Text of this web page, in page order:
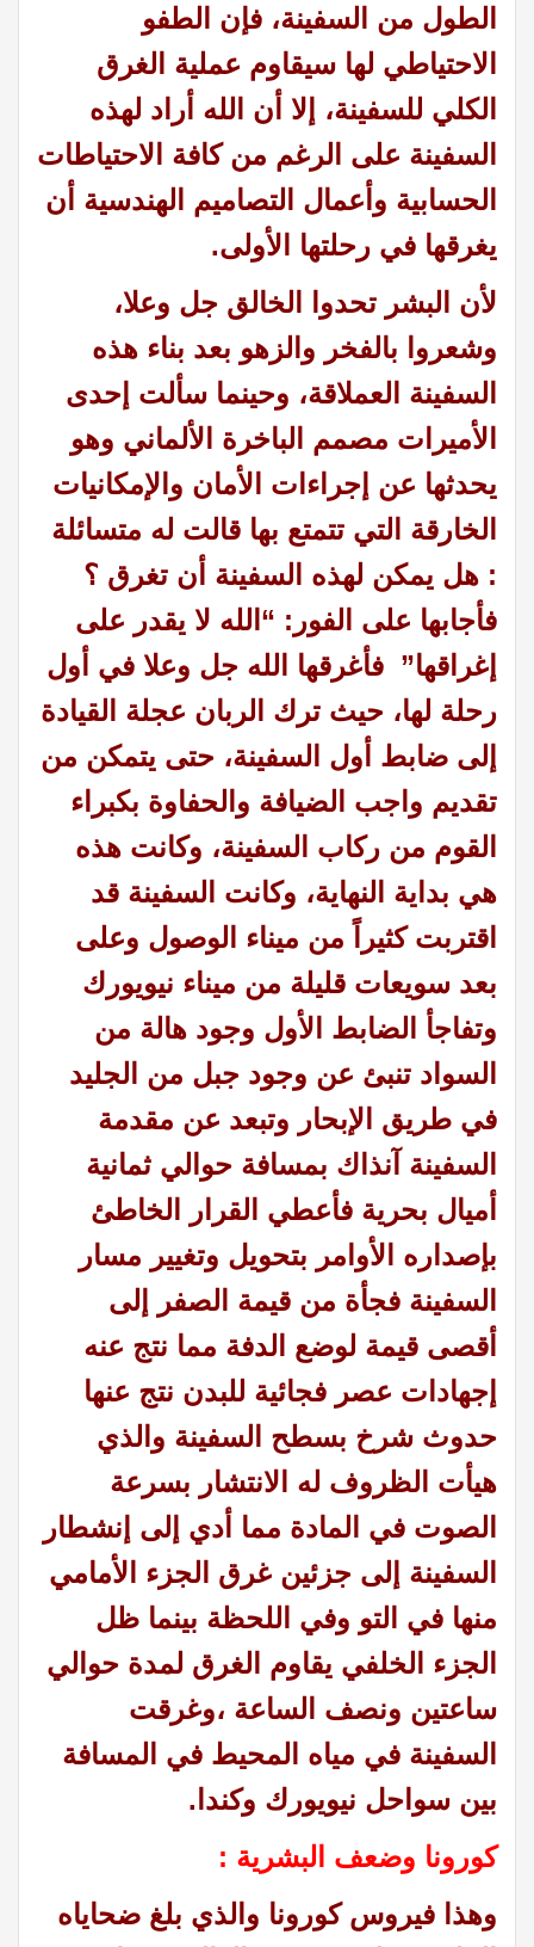
الطول من السفينة، فإن الطفو
الاحتياطي لها سيقاوم عملية الغرق
الكلي للسفينة، إلا أن الله أراد لهذه
السفينة على الرغم من كافة الاحتياطات
الحسابية وأعمال التصاميم الهندسية أن
يغرقها في رحلتها الأولى.
لأن البشر تحدوا الخالق جل وعلا،
وشعروا بالفخر والزهو بعد بناء هذه
السفينة العملاقة، وحينما سألت إحدى
الأميرات مصمم الباخرة الألماني وهو
يحدثها عن إجراءات الأمان والإمكانيات
الخارقة التي تتمتع بها قالت له متسائلة
: هل يمكن لهذه السفينة أن تغرق ؟
فأجابها على الفور: “الله لا يقدر على
إغراقها” فأغرقها الله جل وعلا في أول
رحلة لها، حيث ترك الربان عجلة القيادة
إلى ضابط أول السفينة، حتى يتمكن من
تقديم واجب الضيافة والحفاوة بكبراء
القوم من ركاب السفينة، وكانت هذه
هي بداية النهاية، وكانت السفينة قد
اقتربت كثيراً من ميناء الوصول وعلى
بعد سويعات قليلة من ميناء نيويورك
وتفاجأ الضابط الأول وجود هالة من
السواد تنبئ عن وجود جبل من الجليد
في طريق الإبحار وتبعد عن مقدمة
السفينة آنذاك بمسافة حوالي ثمانية
أميال بحرية فأعطي القرار الخاطئ
بإصداره الأوامر بتحويل وتغيير مسار
السفينة فجأة من قيمة الصفر إلى
أقصى قيمة لوضع الدفة مما نتج عنه
إجهادات عصر فجائية للبدن نتج عنها
حدوث شرخ بسطح السفينة والذي
هيأت الظروف له الانتشار بسرعة
الصوت في المادة مما أدي إلى إنشطار
السفينة إلى جزئين غرق الجزء الأمامي
منها في التو وفي اللحظة بينما ظل
الجزء الخلفي يقاوم الغرق لمدة حوالي
ساعتين ونصف الساعة ،وغرقت
السفينة في مياه المحيط في المسافة
بين سواحل نيويورك وكندا.
كورونا وضعف البشرية :
وهذا فيروس كورونا والذي بلغ ضحاياه